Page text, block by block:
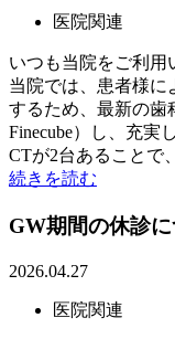
医院関連
いつも当院をご利用
当院では、患者様に
するため、最新の歯
Finecube）し、充実
CTが2台あることで
続きを読む
GW期間の休診
2026.04.27
医院関連